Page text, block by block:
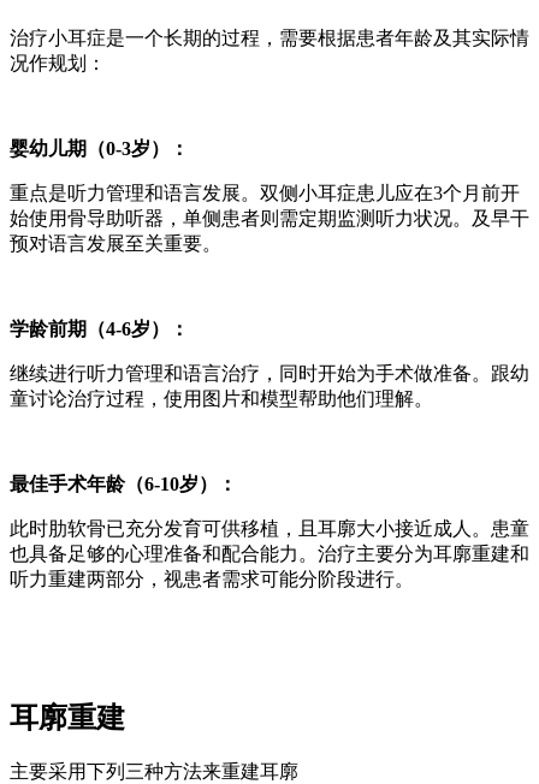
治疗小耳症是一个长期的过程，需要根据患者年龄及其实际情
况作规划：
婴幼儿期（0-3岁）：
重点是听力管理和语言发展。双侧小耳症患儿应在3个月前开
始使用骨导助听器，单侧患者则需定期监测听力状况。及早干
预对语言发展至关重要。
学龄前期（4-6岁）：
继续进行听力管理和语言治疗，同时开始为手术做准备。跟幼
童讨论治疗过程，使用图片和模型帮助他们理解。
最佳手术年龄（6-10岁）：
此时肋软骨已充分发育可供移植，且耳廓大小接近成人。患童
也具备足够的心理准备和配合能力。治疗主要分为耳廓重建和
听力重建两部分，视患者需求可能分阶段进行。
耳廓重建
主要采用下列三种方法来重建耳廓